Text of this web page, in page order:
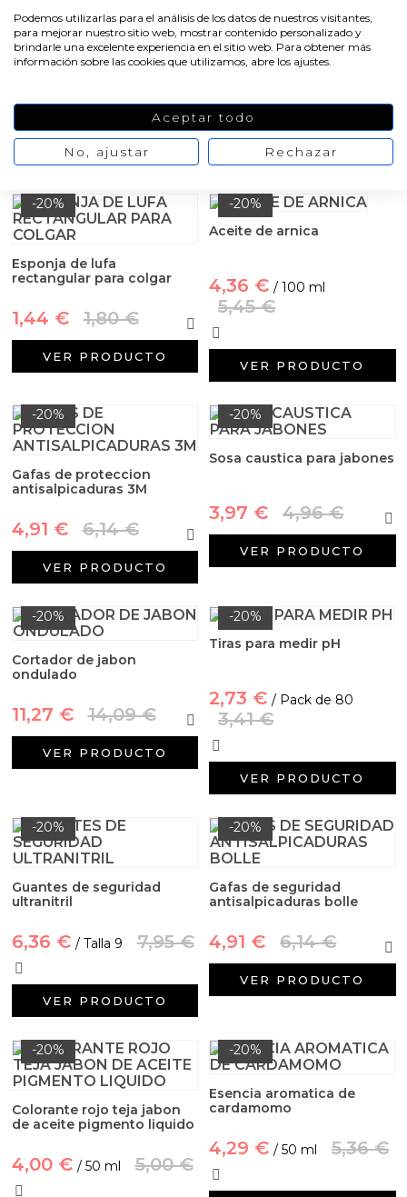
Esencia aromatica de
canela
4,09 €
VER PRODUCTO
Delantal negro rey del
jabon
4,55 €
VER PRODUCTO
-20%
Esponja de lufa
rectangular para colgar
1,44 € 1,80 €
VER PRODUCTO
-20%
Aceite de arnica
4,36 € / 100 ml
5,45 €
VER PRODUCTO
-20%
Gafas de proteccion
antisalpicaduras 3M
4,91 € 6,14 €
VER PRODUCTO
-20%
Sosa caustica para jabones
3,97 € 4,96 €
VER PRODUCTO
-20%
Cortador de jabon
ondulado
11,27 € 14,09 €
VER PRODUCTO
-20%
Tiras para medir pH
2,73 € / Pack de 80
3,41 €
VER PRODUCTO
-20%
Guantes de seguridad
ultranitril
6,36 € / Talla 9 7,95 €
VER PRODUCTO
-20%
Gafas de seguridad
antisalpicaduras bolle
4,91 € 6,14 €
VER PRODUCTO
-20%
Colorante rojo teja jabon
de aceite pigmento liquido
4,00 € / 50 ml 5,00 €
-20%
Esencia aromatica de
cardamomo
4,29 € / 50 ml 5,36 €
Podemos utilizarlas para el análisis de los datos de nuestros visitantes,
para mejorar nuestro sitio web, mostrar contenido personalizado y
brindarle una excelente experiencia en el sitio web. Para obtener más
información sobre las cookies que utilizamos, abre los ajustes.
Aceptar todo
No, ajustar Rechazar